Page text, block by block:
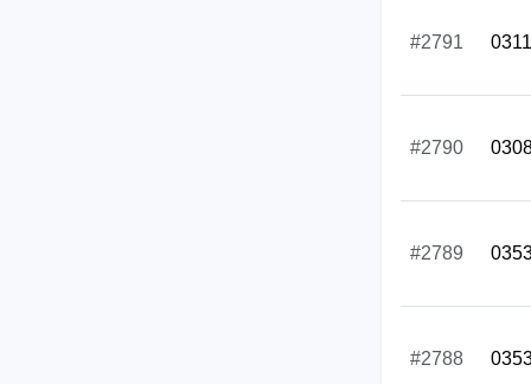
#2791
#2790
#2789
#2788